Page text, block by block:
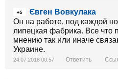
+5
Євген Вовкулака
Он на работе, под каждой
липецкая фабрика. Все что
мнению так или иначе
Украине.
24.07.2018 00:57 Ответить